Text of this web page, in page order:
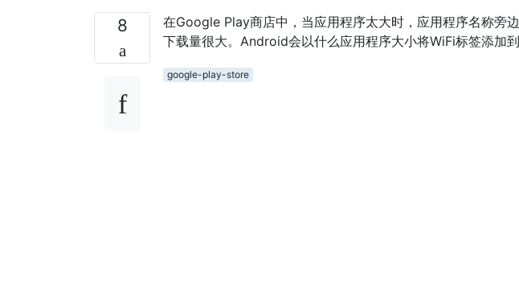
8
在Google Play商店中，当应用程序太大时，应用程序名称旁
下载量很大。Android会以什么应用程序大小将WiFi标签添加
google-play-store